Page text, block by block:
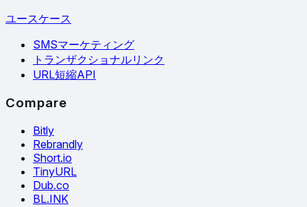
ユースケース
SMSマーケティング
トランザクショナルリンク
URL短縮API
Compare
Bitly
Rebrandly
Short.io
TinyURL
Dub.co
BL.INK